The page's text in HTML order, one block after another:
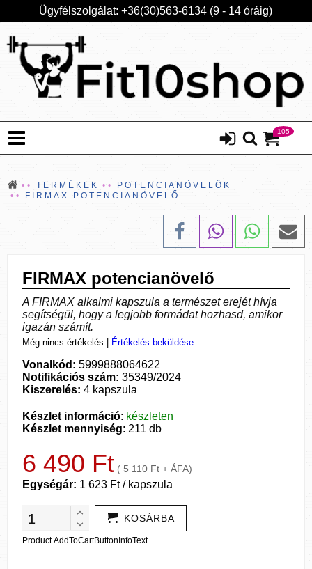
Ügyfélszolgálat: +36(30)563-6134 (9 - 14 óráig)
105
TERMÉKEK
POTENCIANÖVELŐK
FIRMAX POTENCIANÖVELŐ
FIRMAX potencianövelő
A FIRMAX alkalmi kapszula a természet erejét hívja
segítségül, hogy a legjobb formádat hozhasd, amikor
igazán számít.
Még nincs értékelés Értékelés beküldése
Vonalkód: 5999888064622
Notifikációs szám: 35349/2024
Kiszerelés: 4 kapszula
Készlet információ: készleten
Készlet mennyiség: 211 db
6 490 Ft ( 5 110 Ft + ÁFA)
Egységár: 1 623 Ft / kapszula
KOSÁRBA
Product.AddToCartButtonInfoText